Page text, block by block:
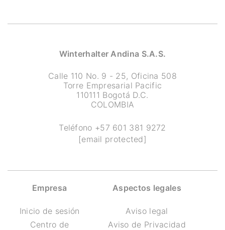
Winterhalter Andina S.A.S.
Calle 110 No. 9 - 25, Oficina 508
Torre Empresarial Pacific
110111 Bogotá D.C.
COLOMBIA
Teléfono +57 601 381 9272
[email protected]
Empresa
Inicio de sesión
Centro de
Aspectos legales
Aviso legal
Aviso de Privacidad